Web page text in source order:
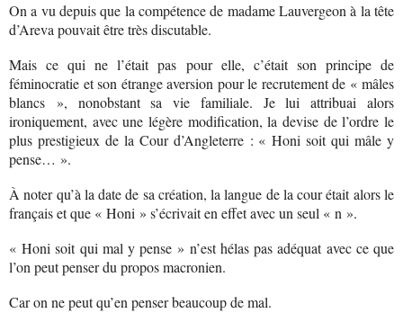
On a vu depuis que la compétence de madame Lauvergeon à la tête
d’Areva pouvait être très discutable.
Mais ce qui ne l’était pas pour elle, c’était son principe de
féminocratie et son étrange aversion pour le recrutement de « mâles
blancs », nonobstant sa vie familiale. Je lui attribuai alors
ironiquement, avec une légère modification, la devise de l’ordre le
plus prestigieux de la Cour d’Angleterre : « Honi soit qui mâle y
pense… ».
À noter qu’à la date de sa création, la langue de la cour était alors le
français et que « Honi » s’écrivait en effet avec un seul « n ».
« Honi soit qui mal y pense » n’est hélas pas adéquat avec ce que
l’on peut penser du propos macronien.
Car on ne peut qu’en penser beaucoup de mal.